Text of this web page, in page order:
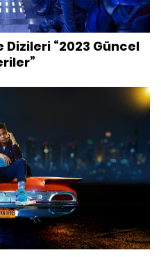
Dizileri “2023 Güncel